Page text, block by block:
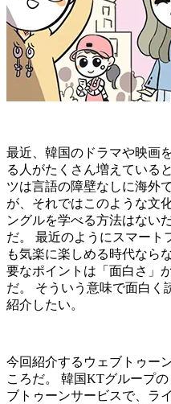
最近、韓国のドラマや映画
る人がたくさん増えている
ツは言語の障壁なしに海外
が、それではこのような文
ングルを学べる方法はない
だ。 最近のようにスマート
も気楽に楽しめる時代なら
要なポイントは「面白さ」
だ。 そういう意味で面白く
紹介したい。
今回紹介するウェブトゥー
ころだ。 韓国KTグループ
ブトゥーンサービスで、ラ